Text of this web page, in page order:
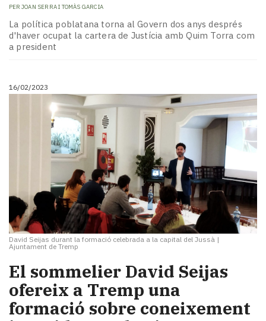
PER JOAN SERRA I TOMÀS GARCIA
La política poblatana torna al Govern dos anys després
d'haver ocupat la cartera de Justícia amb Quim Torra com
a president
16/02/2023
David Seijas durant la formació celebrada a la capital del Jussà |
Ajuntament de Tremp
El sommelier David Seijas
ofereix a Tremp una
formació sobre coneixement